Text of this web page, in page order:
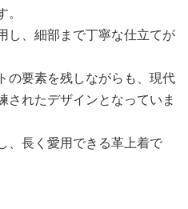
し、細部まで丁寧な仕立てが
の要素を残しながらも、現代
されたデザインとなっていま
、長く愛用できる革上着で